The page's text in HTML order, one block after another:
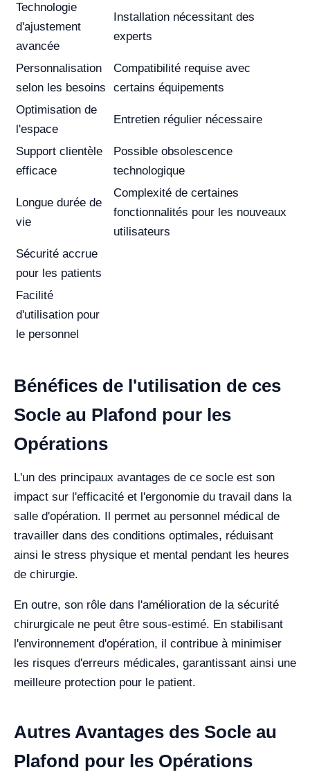
Technologie
d'ajustement
avancée
Installation nécessitant des
experts
Personnalisation
selon les besoins
Compatibilité requise avec
certains équipements
Optimisation de
l'espace
Entretien régulier nécessaire
Support clientèle
efficace
Possible obsolescence
technologique
Longue durée de
vie
Complexité de certaines
fonctionnalités pour les nouveaux
utilisateurs
Sécurité accrue
pour les patients
Facilité
d'utilisation pour
le personnel
Bénéfices de l'utilisation de ces
Socle au Plafond pour les
Opérations
L'un des principaux avantages de ce socle est son
impact sur l'efficacité et l'ergonomie du travail dans la
salle d'opération. Il permet au personnel médical de
travailler dans des conditions optimales, réduisant
ainsi le stress physique et mental pendant les heures
de chirurgie.
En outre, son rôle dans l'amélioration de la sécurité
chirurgicale ne peut être sous-estimé. En stabilisant
l'environnement d'opération, il contribue à minimiser
les risques d'erreurs médicales, garantissant ainsi une
meilleure protection pour le patient.
Autres Avantages des Socle au
Plafond pour les Opérations